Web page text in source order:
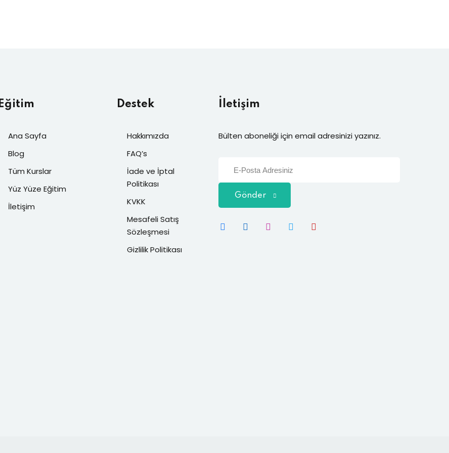
Eğitim
Ana Sayfa
Blog
Tüm Kurslar
Yüz Yüze Eğitim
İletişim
Destek
Hakkımızda
FAQ’s
İade ve İptal
Politikası
KVKK
Mesafeli Satış
Sözleşmesi
Gizlilik Politikası
İletişim
Bülten aboneliği için email adresinizi yazınız.
Gönder